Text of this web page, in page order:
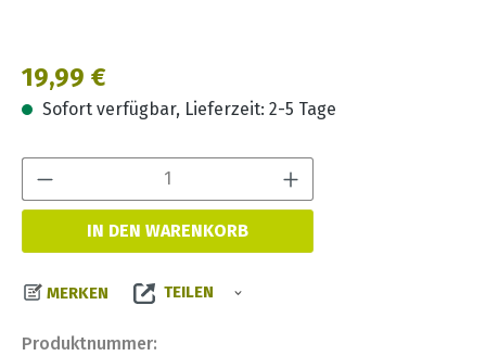
Regulärer Preis:
19,99 €
Sofort verfügbar, Lieferzeit: 2-5 Tage
IN DEN WARENKORB
MERKEN TEILEN
Produktnummer: